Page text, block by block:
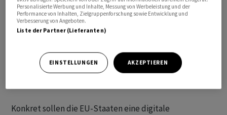
Touristen zur Verfügung stehen, gibt es weniger
Wohnraum für Einheimische. Nach Angaben des EU-
Parlaments begrenzen Amsterdam, aber auch andere
lange eine Wohnung an Touristen vermietet werden
darf. Mit den neuen Daten könnte es einfacher werden,
Konkret sollen die EU-Staaten eine digitale
Personalisierte Werbung und Inhalte, Messung von Werbeleistung und der
Performance von Inhalten, Zielgruppenforschung sowie Entwicklung und
Verbesserung von Angeboten.
Liste der Partner (Lieferanten)
EINSTELLUNGEN AKZEPTIEREN